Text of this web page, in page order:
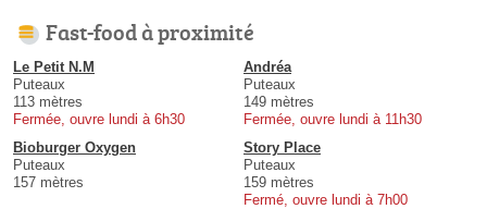
Fast-food à proximité
Le Petit N.M
Puteaux
113 mètres
Fermée, ouvre lundi à 6h30
Andréa
Puteaux
149 mètres
Fermée, ouvre lundi à 11h30
Bioburger Oxygen
Puteaux
157 mètres
Story Place
Puteaux
159 mètres
Fermé, ouvre lundi à 7h00